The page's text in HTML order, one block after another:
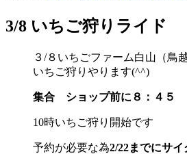
3/8 いちご狩りライド
３/８いちごファーム白山（鳥
いちご狩りやります(^^)
集合 ショップ前に８：４５
10時いちご狩り開始です
予約が必要な為2/22までにサ